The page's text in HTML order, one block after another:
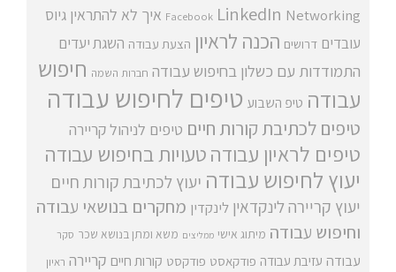
Facebook LinkedIn Networking איך לא להתראין גיוס
עובדים דרושים הכנה לראיון הצעת עבודה השגת יעדים
התמודדות עם כשלון בחיפוש עבודה חברות השמה חיפוש
עבודה טיפ השבוע טיפים לחיפוש עבודה
טיפים לכתיבת קורות חיים טיפים לניהול קריירה
טיפים לראיון עבודהטעויות בחיפוש עבודה
יעוץ לחיפוש עבודה יעוץ לכתיבת קורות חיים
יעוץ קריירה לינקדאין לינקדין מחקרים בנושאי עבודה
וחיפוש עבודה מיתוג אישי ממליצים משא ומתן בנושא שכר סקר
עבודה עזיבת עבודה פודקאסט פודקסט קורות חיים קריירה ראיון